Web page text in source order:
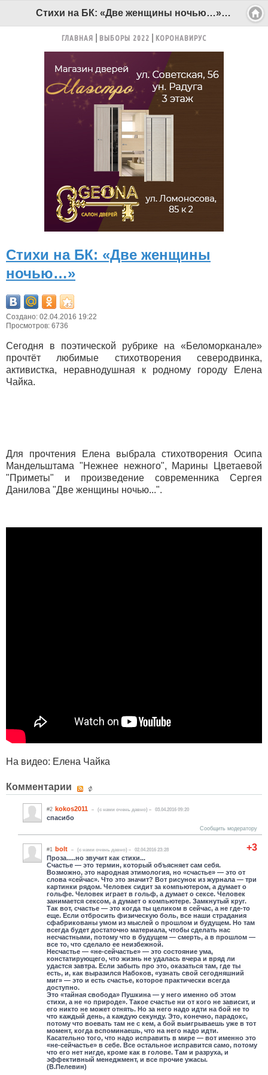
Стихи на БК: «Две женщины ночью…» - Беломорканал Северодвинск tv29.ru
ГЛАВНАЯ ВЫБОРЫ 2022 КОРОНАВИРУС
Стихи на БК: «Две женщины
ночью…»
Создано: 02.04.2016 19:22
Просмотров: 6736
Сегодня в поэтической рубрике на «Беломорканале»
прочтёт любимые стихотворения северодвинка,
активистка, неравнодушная к родному городу Елена
Чайка.
Для прочтения Елена выбрала стихотворения Осипа
Мандельштама "Нежнее нежного", Марины Цветаевой
"Приметы" и произведение современника Сергея
Данилова "Две женщины ночью...".
На видео: Елена Чайка
Комментарии
#2 kokos2011 (c нами очень давно) 03.04.2016 09:20
спасибо
Сообщить модератору
+3
#1 bolt (c нами очень давно) 02.04.2016 23:28
Проза.....но звучит как стихи...
Счастье — это термин, который объясняет сам себя.
Возможно, это народная этимология, но «счастье» — это от
слова «сейчас». Что это значит? Вот рисунок из журнала — три
картинки рядом. Человек сидит за компьютером, а думает о
гольфе. Человек играет в гольф, а думает о сексе. Человек
занимается сексом, а думает о компьютере. Замкнутый круг.
Так вот, счастье — это когда ты целиком в сейчас, а не где-то
еще. Если отбросить физическую боль, все наши страдания
сфабрикованы умом из мыслей о прошлом и будущем. Но там
всегда будет достаточно материала, чтобы сделать нас
несчастными, потому что в будущем — смерть, а в прошлом —
все то, что сделало ее неизбежной.
Несчастье — «не-сейчастье» — это состояние ума,
констатирующего, что жизнь не удалась вчера и вряд ли
удастся завтра. Если забыть про это, оказаться там, где ты
есть, и, как выразился Набоков, «узнать свой сегодняшний
миг» — это и есть счастье, которое практически всегда
доступно.
Это «тайная свобода» Пушкина — у него именно об этом
стихи, а не «о природе». Такое счастье ни от кого не зависит, и
его никто не может отнять. Но за него надо идти на бой не то
что каждый день, а каждую секунду. Это, конечно, парадокс,
потому что воевать там не с кем, а бой выигрываешь уже в тот
момент, когда вспоминаешь, что на него надо идти.
Касательно того, что надо исправить в мире — вот именно это
«не-сейчастье» в себе. Все остальное исправится само, потому
что его нет нигде, кроме как в голове. Там и разруха, и
эффективный менеджмент, и все прочие ужасы.
(В.Пелевин)